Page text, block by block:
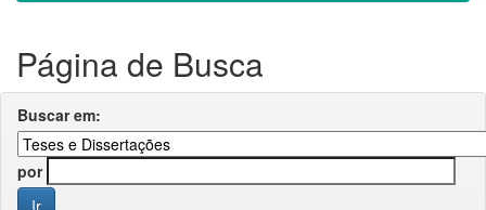
Página de Busca
Buscar em:
por